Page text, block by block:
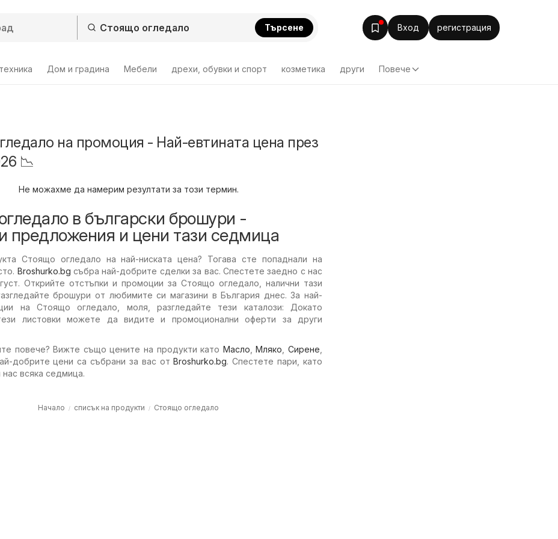
Търсене Вход регистрация
Дом и градина Мебели дрехи, обувки и спорт козметика други Повече
на промоция - Най-евтината цена през
📉
Не можахме да намерим резултати за този термин.
в български брошури -
предложения и цени тази седмица
Стоящо огледало на най-ниската цена? Тогава сте попаднали на
Broshurko.bg събра най-добрите сделки за вас. Спестете заедно с нас
Открийте отстъпки и промоции за Стоящо огледало, налични тази
брошури от любимите си магазини в България днес. За най-
на Стоящо огледало, моля, разгледайте тези каталози: Докато
листовки можете да видите и промоционални оферти за други
повече? Вижте също цените на продукти като Масло ,Мляко ,Сирене
добрите цени са събрани за вас отBroshurko.bg. Спестете пари, като
нас всяка седмица.
Начало списък на продукти Стоящо огледало